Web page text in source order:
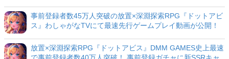
事前登録者数45万人突破の放置×深淵探索RPG『ドットアビ
ス』わしゃがなTVにて最速先行ゲームプレイ動画が公開！
放置×深淵探索RPG『ドットアビス』DMM GAMES史上最速